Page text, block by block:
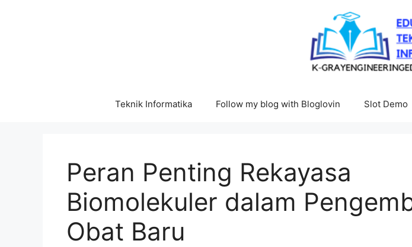
Teknik Informatika Follow my blog with Bloglovin Slot Demo
Peran Penting Rekayasa
Biomolekuler dalam
Obat Baru